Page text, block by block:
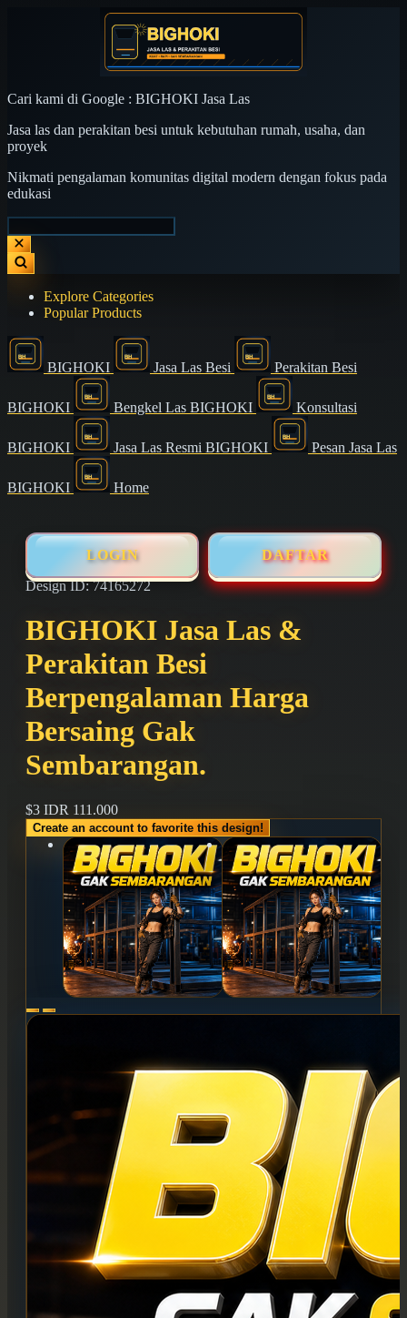
Cari kami di Google : BIGHOKI Jasa Las
Jasa las dan perakitan besi untuk kebutuhan rumah, usaha, dan
proyek
Nikmati pengalaman komunitas digital modern dengan fokus pada
edukasi
Explore Categories
Popular Products
BIGHOKI Jasa Las Besi Perakitan Besi
BIGHOKI Bengkel Las BIGHOKI Konsultasi
BIGHOKI Jasa Las Resmi BIGHOKI Pesan Jasa Las
BIGHOKI Home
LOGIN
DAFTAR
Design ID: 74165272
BIGHOKI Jasa Las &
Perakitan Besi
Berpengalaman Harga
Bersaing Gak
Sembarangan.
$3 IDR 111.000
Create an account to favorite this design!